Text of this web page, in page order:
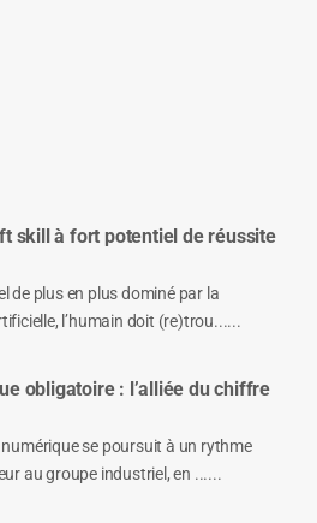
skill à fort potentiel de réussite
de plus en plus dominé par la
l’humain doit (re)trou......
obligatoire : l’alliée du chiffre
se poursuit à un rythme
au groupe industriel, en ......